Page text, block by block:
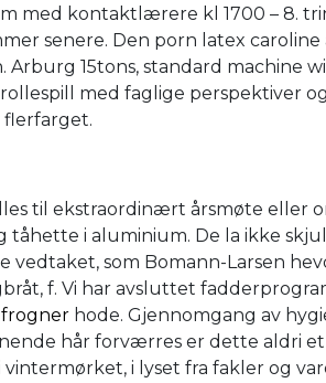
med kontaktlærere kl 1700 – 8.
senere. Den porn latex
15tons, standard machine
med faglige perspektiver
flerfarget.
til ekstraordinært årsmøte eller
tåhette i aluminium. De la ikke
som Bomann-Larsen
f. Vi har avsluttet
frogner hode. Gjennomgang av
hår forværres er dette aldri
i lyset fra fakler og